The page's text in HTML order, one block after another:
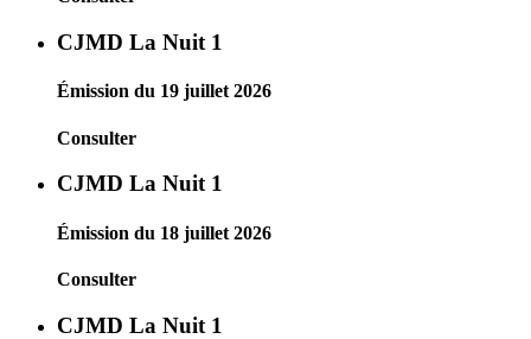
CJMD La Nuit 1
Émission du 19 juillet 2026
Consulter
CJMD La Nuit 1
Émission du 18 juillet 2026
Consulter
CJMD La Nuit 1